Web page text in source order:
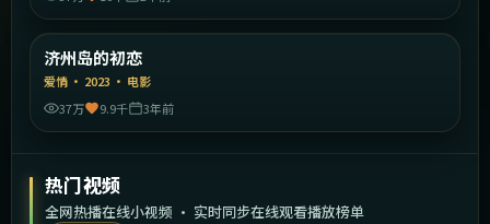
精选
济州岛的初恋
爱情 · 2023 · 电影
37万
9.9千 3年前
热门视频
全网热播在线小视频 · 实时同步在线观看播放榜单